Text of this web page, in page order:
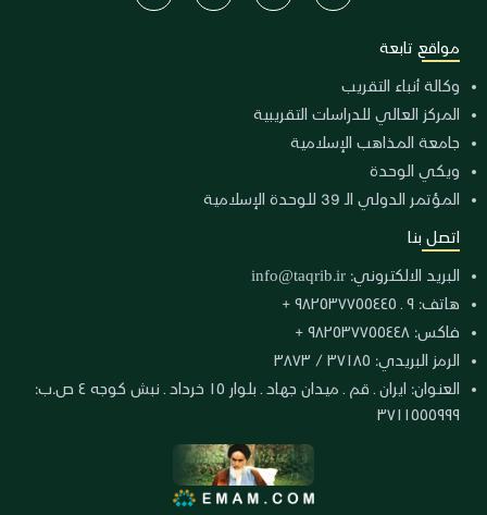
مواقع تابعة
وكالة أنباء التقريب
المركز العالي للدراسات التقريبية
جامعة المذاهب الإسلامية
ويكي الوحدة
المؤتمر الدولي الـ 39 للوحدة الإسلامية
اتصل بنا
البريد الالكتروني: info@taqrib.ir
هاتف: ٩ ـ ٩٨٢٥٣٧٧٥٥٤٤٥ +
فاكس: ٩٨٢٥٣٧٧٥٥٤٤٨ +
الرمز البريدي: ٣٧١٨٥ / ٣٨٧٣
العنوان: ايران ـ قم ـ ميدان جهاد ـ بلوار ١٥ خرداد ـ نبش كوجه ٤ ص.ب:
٣٧١١٥٥٥٩٩٩